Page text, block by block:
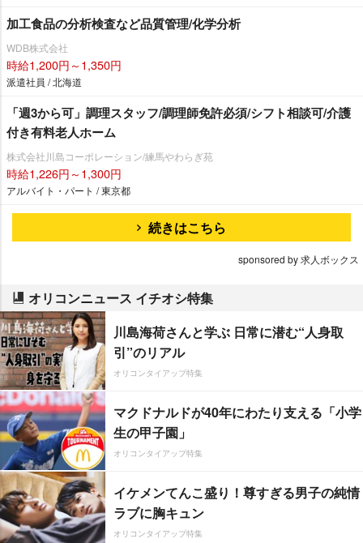
加工食品の分析検査など品質管理/化学分析
WDB株式会社
時給1,200円～1,350円
派遣社員 / 北海道
「週3から可」調理スタッフ/調理師免許必須/シフト相談可/介護
付き有料老人ホーム
株式会社川島コーポレーション/練馬やわらぎ苑
時給1,226円～1,300円
アルバイト・パート / 東京都
続きはこちら
sponsored by 求人ボックス
オリコンニュース イチオシ特集
川島海荷さんと学ぶ 日常に潜む“人身取
引”のリアル
オリコンタイアップ特集
マクドナルドが40年にわたり支える「小学
生の甲子園」
オリコンタイアップ特集
イケメンてんこ盛り！尊すぎる男子の純情
ラブに胸キュン
オリコンタイアップ特集